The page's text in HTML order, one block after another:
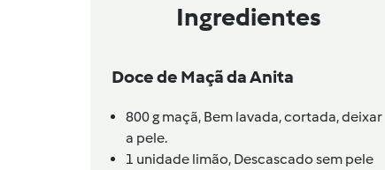
Ingredientes
Doce de Maçã da Anita
800g maçã, Bem lavada, cortada, deixar
a pele.
1 unidade limão, Descascado sem pele